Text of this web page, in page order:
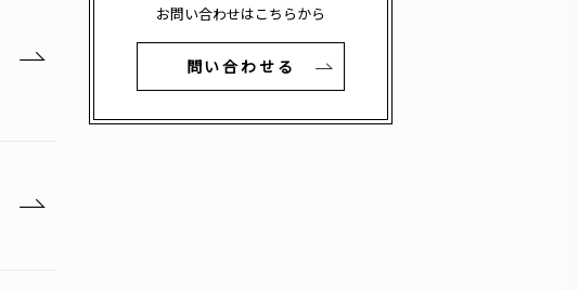
お問い合わせはこちらから
問い合わせる